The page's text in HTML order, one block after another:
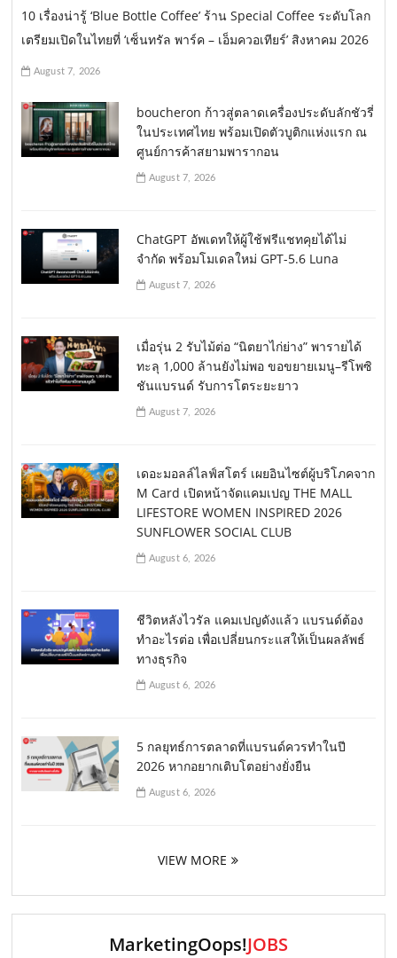
10 เรื่องน่ารู้ ‘Blue Bottle Coffee’ ร้าน Special Coffee ระดับโลก
เตรียมเปิดในไทยที่ ‘เซ็นทรัล พาร์ค – เอ็มควอเทียร์’ สิงหาคม 2026
August 7, 2026
boucheron ก้าวสู่ตลาดเครื่องประดับลักชัวรี่
ในประเทศไทย พร้อมเปิดตัวบูติกแห่งแรก ณ
ศูนย์การค้าสยามพารากอน
August 7, 2026
ChatGPT อัพเดทให้ผู้ใช้ฟรีแชทคุยได้ไม่
จำกัด พร้อมโมเดลใหม่ GPT-5.6 Luna
August 7, 2026
เมื่อรุ่น 2 รับไม้ต่อ “นิตยาไก่ย่าง” พารายได้
ทะลุ 1,000 ล้านยังไม่พอ ขอขยายเมนู–รีโพซิ
ชันแบรนด์ รับการโตระยะยาว
August 7, 2026
เดอะมอลล์ไลฟ์สโตร์ เผยอินไซต์ผู้บริโภคจาก
M Card เปิดหน้าจัดแคมเปญ THE MALL
LIFESTORE WOMEN INSPIRED 2026
SUNFLOWER SOCIAL CLUB
August 6, 2026
ชีวิตหลังไวรัล แคมเปญดังแล้ว แบรนด์ต้อง
ทำอะไรต่อ เพื่อเปลี่ยนกระแสให้เป็นผลลัพธ์
ทางธุรกิจ
August 6, 2026
5 กลยุทธ์การตลาดที่แบรนด์ควรทำในปี
2026 หากอยากเติบโตอย่างยั่งยืน
August 6, 2026
VIEW MORE
MarketingOops!JOBS